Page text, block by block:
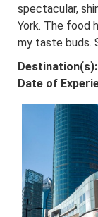
spectacular,
York. The food
my taste buds.
Destination(s):
Date of